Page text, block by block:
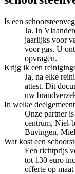
Is een
Ja. In
jaarlijks voor
voor gas. U
opvragen.
Krijg ik een
Ja, na elke
attest. Dit
uw
In welke
Onze partner
centrum, Niel-
Buvingen,
Wat kost een
Een richtprijs
tot 130 euro
offerte op